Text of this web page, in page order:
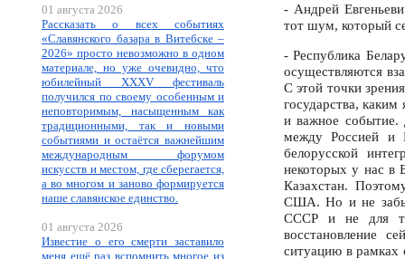
01 августа 2026
Рассказать о всех событиях
«Славянского базара в Витебске –
2026» просто невозможно в одном
материале, но уже очевидно, что
юбилейный XXXV фестиваль
получился по своему особенным и
неповторимым, насыщенным как
традиционными, так и новыми
событиями и остаётся важнейшим
международным форумом
искусств и местом, где сберегается,
а во многом и заново формируется
наше славянское единство.
01 августа 2026
Известие о его смерти заставило
меня ещё раз вспомнить многое из
- Андрей
тот шум, который
- Республика
осуществляются
С этой точки
государства,
и важное событие.
между Россией и
белорусской
некоторых у нас в
Казахстан.
США. Но и не
СССР и не для
восстановление
ситуацию в рамках